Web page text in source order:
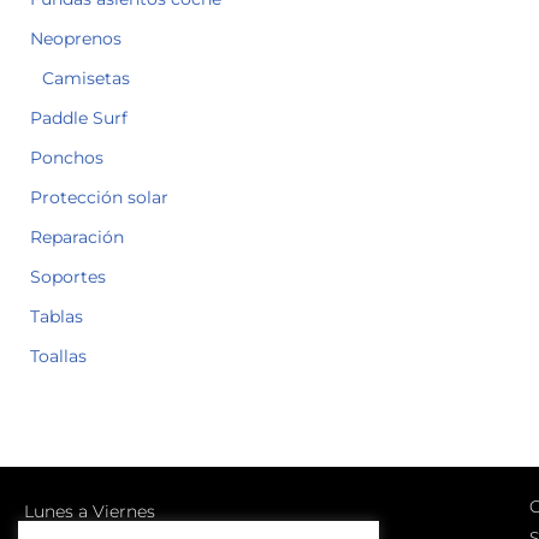
Neoprenos
Camisetas
Paddle Surf
Ponchos
Protección solar
Reparación
Soportes
Tablas
Toallas
Lunes a Viernes